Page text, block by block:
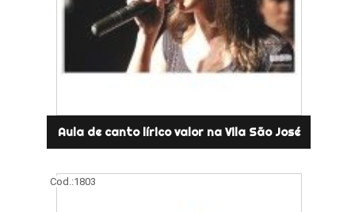
Aula de canto lírico valor na Vila São José
Cod.:1803